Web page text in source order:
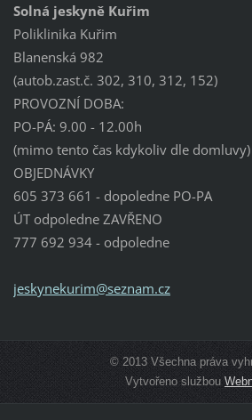
Solná jeskyně Kuřim
Poliklinika Kuřim
Blanenská 982
(autob.zast.č. 302, 310, 312, 152)
PROVOZNÍ DOBA:
PO-PÁ: 9.00 - 12.00h
(mimo tento čas kdykoliv dle domluvy)
OBJEDNÁVKY
605 373 661 - dopoledne PO-PA
ÚT odpoledne ZAVŘENO
777 692 934 - odpoledne
jeskynekurim@seznam.cz
© 2013 Všechna práva
Vytvořeno službou